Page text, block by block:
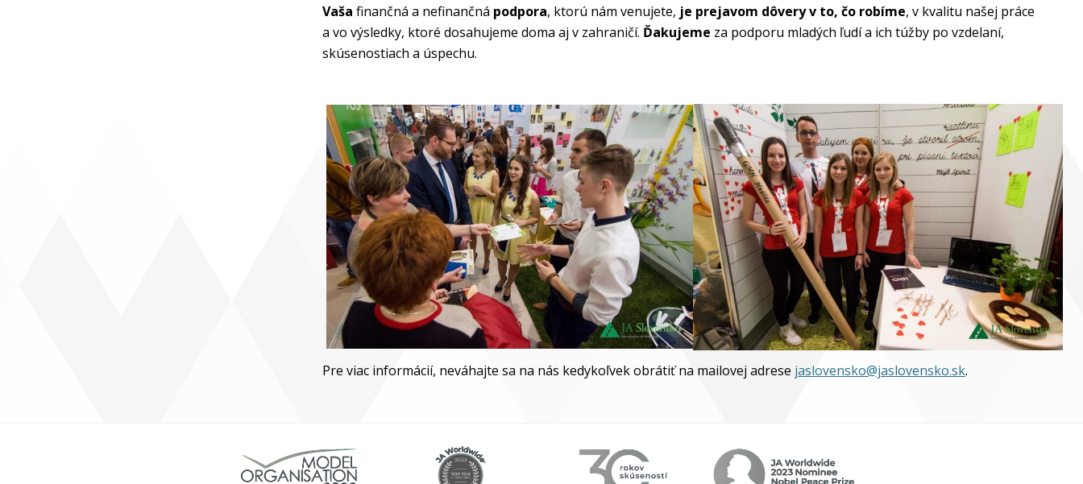
Vaša finančná a nefinančná podpora, ktorú nám venujete, je prejavom dôvery v to, čo robíme, v kvalitu našej práce
a vo výsledky, ktoré dosahujeme doma aj v zahraničí. Ďakujeme za podporu mladých ľudí a ich túžby po vzdelaní,
skúsenostiach a úspechu.
Pre viac informácií, neváhajte sa na nás kedykoľvek obrátiť na mailovej adrese jaslovensko@jaslovensko.sk.